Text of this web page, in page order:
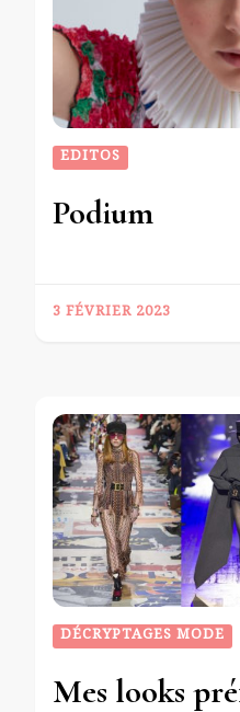
EDITOS
Podium
3 FÉVRIER 2023
DÉCRYPTAGES MODE
Mes looks